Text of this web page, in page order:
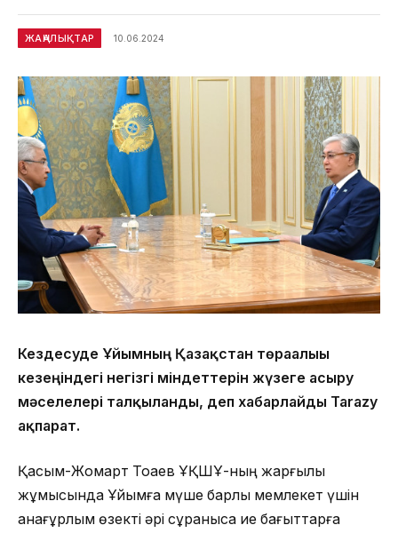
ЖАҢАЛЫҚТАР 10.06.2024
Кездесуде Ұйымның Қазақстан төрағалығы
кезеңіндегі негізгі міндеттерін жүзеге асыру
мәселелері талқыланды, деп хабарлайды Tarazy
ақпарат.
Қасым-Жомарт Тоқаев ҰҚШҰ-ның жарғылық
жұмысында Ұйымға мүше барлық мемлекет үшін
анағұрлым өзекті әрі сұранысқа ие бағыттарға